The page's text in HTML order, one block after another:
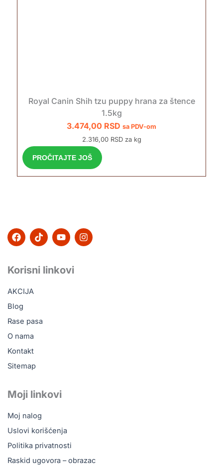
Royal Canin Shih tzu puppy hrana za štence
1.5kg
3.474,00 RSD sa PDV-om
2.316,00 RSD za kg
PROČITAJTE JOŠ
F
a
b
o
k
T
i
o
k
Y
o
u
b
I
n
Korisni linkovi
AKCIJA
Blog
Rase pasa
O nama
Kontakt
Sitemap
Moji linkovi
Moj nalog
Uslovi korišćenja
Politika privatnosti
Raskid ugovora – obrazac